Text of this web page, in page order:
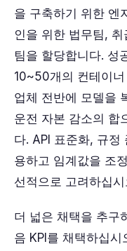
을 구축하기 위한 엔
인을 위한 법무팀,
팀을 할당합니다. 성
10~50개의 컨테이
업체 전반에 모델을
운전 자본 감소의 합
다. API 표준화, 규정
용하고 임계값을 조
선적으로 고려하십시
더 넓은 채택을 추구
음 KPI를 채택하십